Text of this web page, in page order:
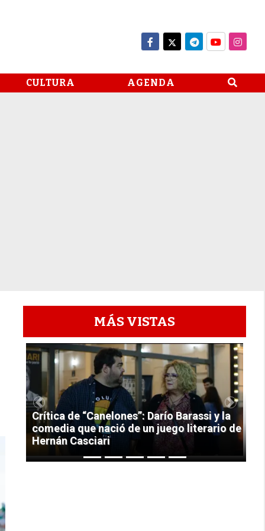
CULTURA AGENDA
MÁS VISTAS
1
Crítica de “Canelones”: Darío Barassi y la
comedia que nació de un juego literario de
Hernán Casciari
Previous Next